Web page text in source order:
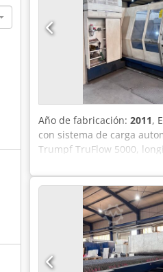
Año de fabricación: 2011,
con sistema de carga
Trumpf TruFlow 5000,
el eje Z:
máxima simultánea en los
carbono/acero
fecha del 12.06.2025):
aproximadamente 3000
kg, rango máximo de
Dimensiones de la
aproximadamente 12500